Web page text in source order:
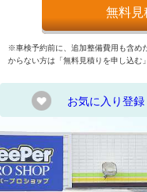
無料見
※車検予約前に、追加整備費用も含め
からない方は「無料見積りを申し込む
お気に入り登録